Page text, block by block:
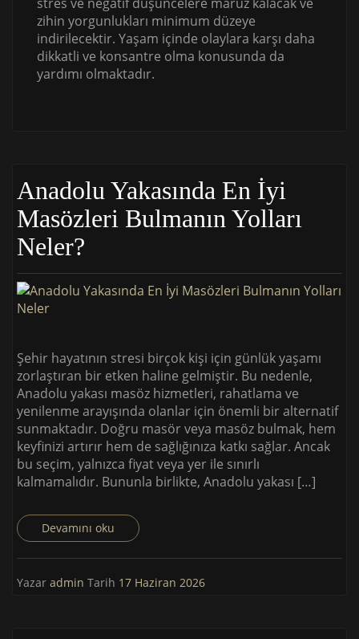
zihin yorgunlukları minimum düzeye
indirilecektir. Yaşam içinde olaylara karşı daha
dikkatli ve konsantre olma konusunda da
yardımı olmaktadır.
Anadolu Yakasında En İyi
Masözleri Bulmanın Yolları
Neler?
Şehir hayatının stresi birçok kişi için günlük yaşamı
zorlaştıran bir etken haline gelmiştir. Bu nedenle,
Anadolu yakası masöz hizmetleri, rahatlama ve
yenilenme arayışında olanlar için önemli bir alternatif
sunmaktadır. Doğru masör veya masöz bulmak, hem
keyfinizi artırır hem de sağlığınıza katkı sağlar. Ancak
bu seçim, yalnızca fiyat veya yer ile sınırlı
kalmamalıdır. Bununla birlikte, Anadolu yakası […]
Devamını oku
Yazar admin Tarih 17 Haziran 2026